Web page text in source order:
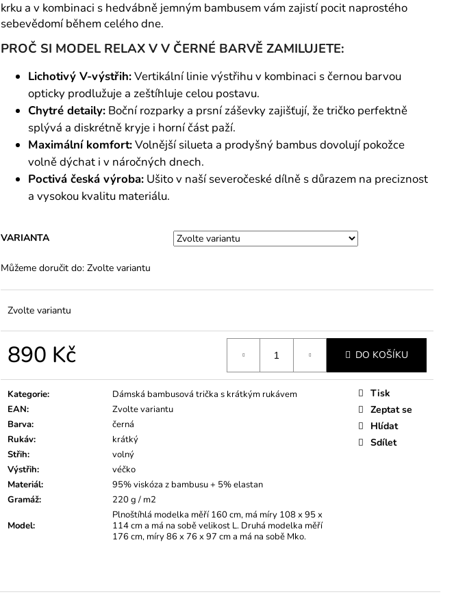
krku a v kombinaci s hedvábně jemným bambusem vám zajistí pocit naprostého
sebevědomí během celého dne.
PROČ SI MODEL RELAX V V ČERNÉ BARVĚ ZAMILUJETE:
Lichotivý V-výstřih:Vertikální linie výstřihu v kombinaci s černou barvou
opticky prodlužuje a zeštíhluje celou postavu.
Chytré detaily: Boční rozparky a prsní záševky zajišťují, že tričko perfektně
splývá a diskrétně kryje i horní část paží.
Maximální komfort:Volnější silueta a prodyšný bambus dovolují pokožce
volně dýchat i v náročných dnech.
Poctivá česká výroba: Ušito v naší severočeské dílně s důrazem na preciznost
a vysokou kvalitu materiálu.
VARIANTA
Můžeme doručit do: Zvolte variantu
Zvolte variantu
890 Kč DO KOŠÍKU
Kategorie:
Dámská bambusová trička s krátkým rukávem
EAN:
Zvolte variantu
Barva:
černá
Rukáv:
krátký
Střih:
volný
Výstřih:
véčko
Materiál:
95% viskóza z bambusu + 5% elastan
Gramáž: 220 g / m2
Model:
Plnoštíhlá modelka měří 160 cm, má míry 108 x 95 x
114 cm a má na sobě velikost L. Druhá modelka měří
176 cm, míry 86 x 76 x 97 cm a má na sobě Mko.
Tisk
Zeptat se
Hlídat
Sdílet